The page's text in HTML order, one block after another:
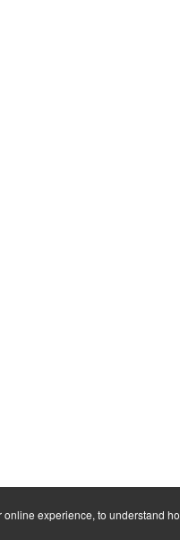
experience, to understand